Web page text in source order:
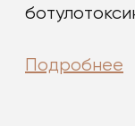
Подробнее